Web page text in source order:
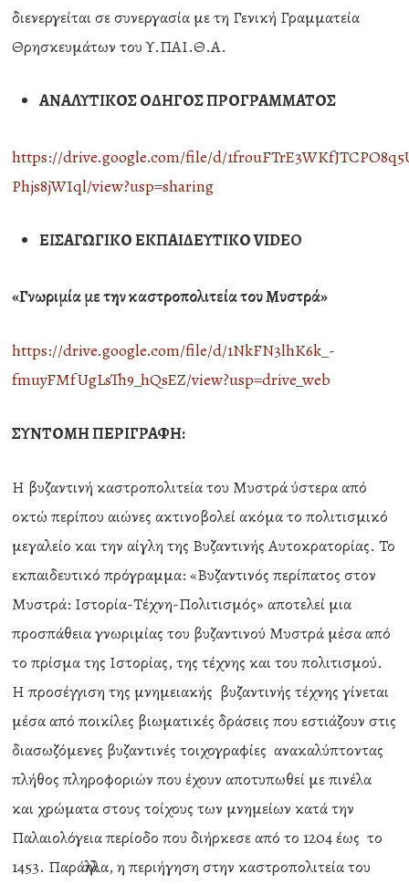
διενεργείται σε συνεργασία με τη Γενική Γραμματεία
Θρησκευμάτων του Υ.ΠΑΙ.Θ.Α.
ΑΝΑΛΥΤΙΚΟΣ ΟΔΗΓΟΣ ΠΡΟΓΡΑΜΜΑΤΟΣ
https://drive.google.com/file/d/
Phjs8jWIql/view?usp=sharing
ΕΙΣΑΓΩΓΙΚΟ ΕΚΠΑΙΔΕΥΤΙΚΟVIDEO
«Γνωριμία με την καστροπολιτεία του Μυστρά»
https://drive.google.com/file/d/1NkFN3lhK6k_-
fmuyFMfUgLsTh9_hQsEZ/view?usp=drive_web
ΣΥΝΤΟΜΗ ΠΕΡΙΓΡΑΦΗ:
Η βυζαντινή καστροπολιτεία του Μυστρά ύστερα από
οκτώ περίπου αιώνες ακτινοβολεί ακόμα το πολιτισμικό
μεγαλείο και την αίγλη της Βυζαντινής Αυτοκρατορίας. Το
εκπαιδευτικό πρόγραμμα: «Βυζαντινός περίπατος στον
Μυστρά: Ιστορία-Τέχνη-Πολιτισμός» αποτελεί μια
προσπάθεια γνωριμίας του βυζαντινού Μυστρά μέσα από
το πρίσμα της Ιστορίας, της τέχνης και του πολιτισμού.
Η προσέγγιση της μνημειακής βυζαντινής τέχνης γίνεται
μέσα από ποικίλες βιωματικές δράσεις που εστιάζουν στις
διασωζόμενες βυζαντινές τοιχογραφίες ανακαλύπτοντας
πλήθος πληροφοριών που έχουν αποτυπωθεί με πινέλα
και χρώματα στους τοίχους των μνημείων κατά την
Παλαιολόγεια περίοδο που διήρκεσε από το 1204 έως το
1453. Παράλληλα, η περιήγηση στην καστροπολιτεία του